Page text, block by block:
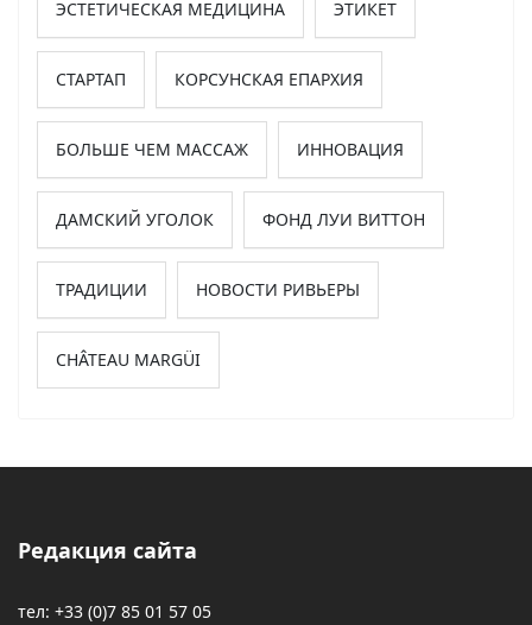
ЭСТЕТИЧЕСКАЯ МЕДИЦИНА ЭТИКЕТ
СТАРТАП КОРСУНСКАЯ ЕПАРХИЯ
БОЛЬШЕ ЧЕМ МАССАЖ ИННОВАЦИЯ
ДАМСКИЙ УГОЛОК ФОНД ЛУИ ВИТТОН
ТРАДИЦИИ НОВОСТИ РИВЬЕРЫ
CHÂTEAU MARGÜI
Редакция сайта
тел: +33 (0)7 85 01 57 05